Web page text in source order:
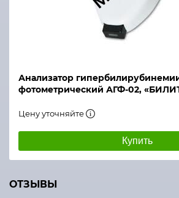
Анализатор
фотометрический АГФ-02,
Цену уточняйте
Купить
ОТЗЫВЫ